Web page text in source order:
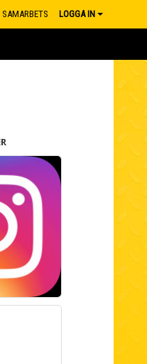
SAMARBETSPARTNERS
LOGGA IN